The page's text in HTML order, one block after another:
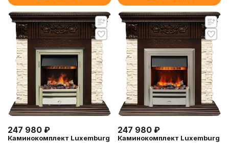
247 980 ₽
Каминокомплект Luxemburg
247 980 ₽
Каминокомплект Luxemburg